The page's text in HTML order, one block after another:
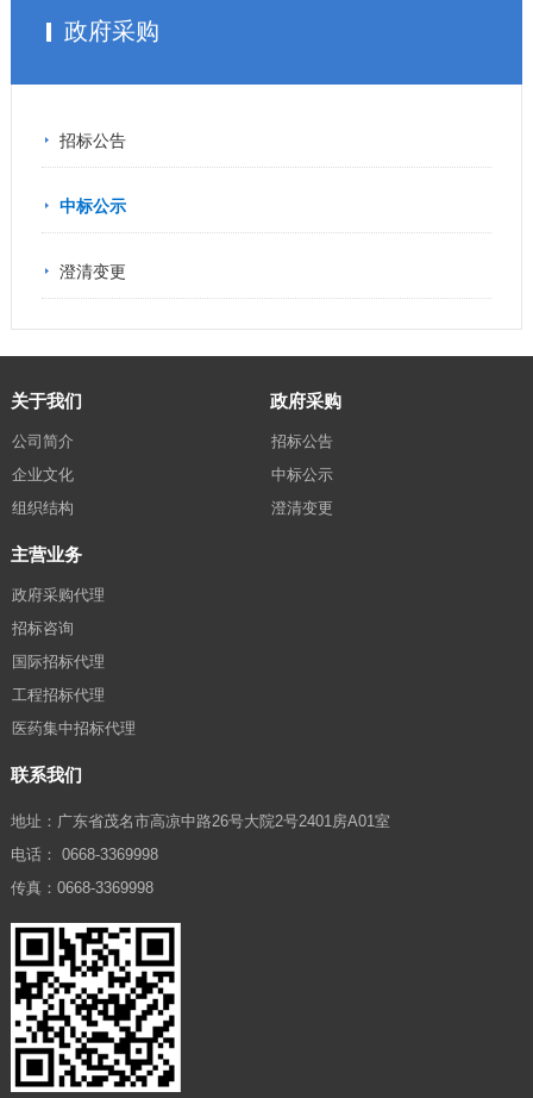
政府采购
招标公告
中标公示
澄清变更
关于我们
公司简介
企业文化
组织结构
政府采购
招标公告
中标公示
澄清变更
主营业务
政府采购代理
招标咨询
国际招标代理
工程招标代理
医药集中招标代理
联系我们
地址：广东省茂名市高凉中路26号大院2号2401房A01室
电话： 0668-3369998
传真：0668-3369998